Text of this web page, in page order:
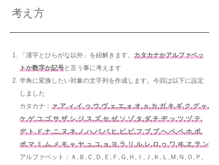
考え方
「漢字とひらがな以外」を紐解きます。 カタカナかアルファベッ
トか数字か記号と言う事に考えます
半角に変換したい対象の文字列を作成します。今回は以下に設定
しました
カタカナ： ァ,ア,ィ,イ,ゥ,ウ,ヴ,ェ,エ,ォ,オ,ヵ,カ,ガ,キ,ギ,ク,グ,ヶ,
ケ,ゲ,コ,ゴ,サ,ザ,シ,ジ,ス,ズ,セ,ゼ,ソ,ゾ,タ,ダ,チ,ヂ,ッ,ツ,ヅ,テ,
デ,ト,ド,ナ,ニ,ヌ,ネ,ノ,ハ,バ,パ,ヒ,ビ,ピ,フ,ブ,プ,ヘ,ベ,ペ,ホ,ボ,
ポ,マ,ミ,ム,メ,モ,ャ,ヤ,ュ,ユ,ョ,ヨ,ラ,リ,ル,レ,ロ,ヮ,ワ,ヰ,ヱ,ヲ,ン
アルファベット：Ａ,Ｂ,Ｃ,Ｄ,Ｅ,Ｆ,Ｇ,Ｈ,Ｉ,Ｊ,Ｋ,Ｌ,Ｍ,Ｎ,Ｏ,Ｐ,